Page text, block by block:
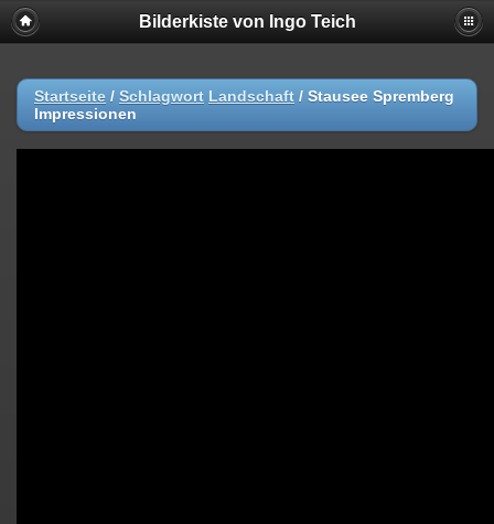
Bilderkiste von Ingo Teich
Startseite / Schlagwort Landschaft / Stausee Spremberg
Impressionen